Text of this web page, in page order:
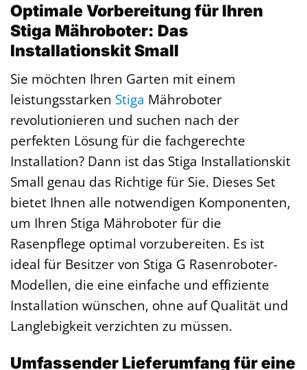
Optimale Vorbereitung für Ihren
Stiga Mähroboter: Das
Installationskit Small
Sie möchten Ihren Garten mit einem
leistungsstarken Stiga Mähroboter
revolutionieren und suchen nach der
perfekten Lösung für die fachgerechte
Installation? Dann ist das Stiga Installationskit
Small genau das Richtige für Sie. Dieses Set
bietet Ihnen alle notwendigen Komponenten,
um Ihren Stiga Mähroboter für die
Rasenpflege optimal vorzubereiten. Es ist
ideal für Besitzer von Stiga G Rasenroboter-
Modellen, die eine einfache und effiziente
Installation wünschen, ohne auf Qualität und
Langlebigkeit verzichten zu müssen.
Umfassender Lieferumfang für eine